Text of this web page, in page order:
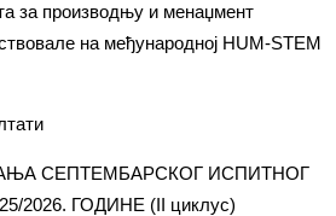
за производњу и менаџмент
на међународној HUM-STEM
СЕПТЕМБАРСКОГ ИСПИТНОГ
2026. ГОДИНЕ (II циклус)